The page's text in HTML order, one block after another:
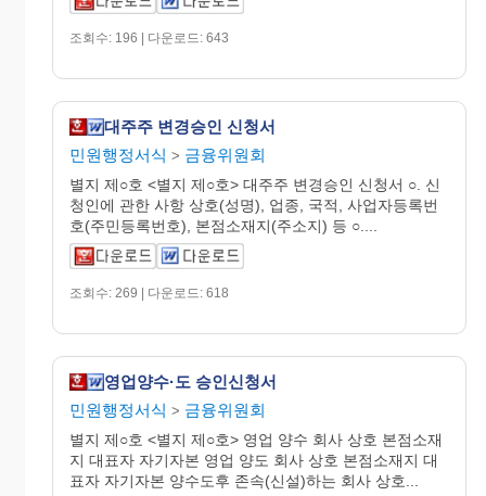
조회수: 196 | 다운로드: 643
대주주 변경승인 신청서
민원행정서식 > 금융위원회
별지 제○호 <별지 제○호> 대주주 변경승인 신청서 ○. 신
청인에 관한 사항 상호(성명), 업종, 국적, 사업자등록번
호(주민등록번호), 본점소재지(주소지) 등 ○....
조회수: 269 | 다운로드: 618
영업양수·도 승인신청서
민원행정서식 > 금융위원회
별지 제○호 <별지 제○호> 영업 양수 회사 상호 본점소재
지 대표자 자기자본 영업 양도 회사 상호 본점소재지 대
표자 자기자본 양수도후 존속(신설)하는 회사 상호...